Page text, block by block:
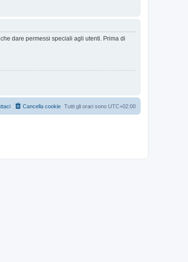
dare permessi speciali agli utenti. Prima di
Tutti gli orari sono UTC+02:00
Cancella cookie